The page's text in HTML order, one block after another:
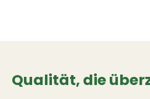
Qualität, die